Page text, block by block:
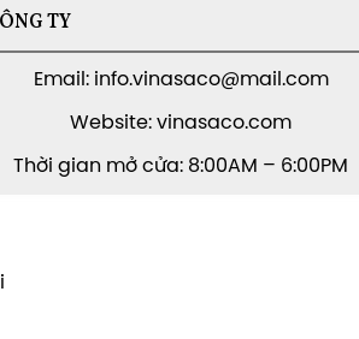
TY
Email: info.vinasaco@mail.com
Website: vinasaco.com
Thời gian mở cửa: 8:00AM – 6:00PM